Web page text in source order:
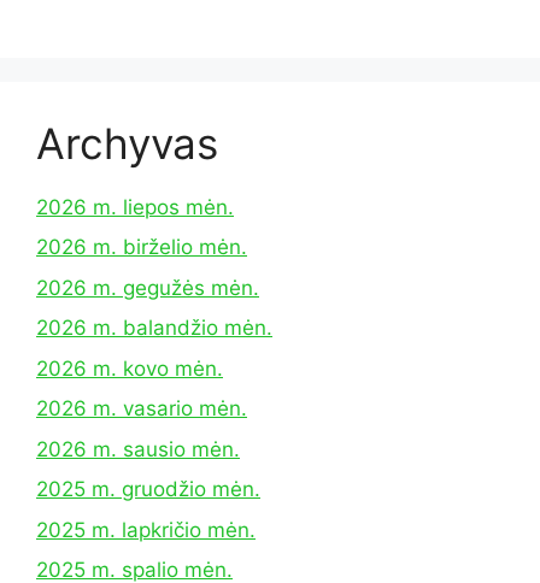
Archyvas
2026 m. liepos mėn.
2026 m. birželio mėn.
2026 m. gegužės mėn.
2026 m. balandžio mėn.
2026 m. kovo mėn.
2026 m. vasario mėn.
2026 m. sausio mėn.
2025 m. gruodžio mėn.
2025 m. lapkričio mėn.
2025 m. spalio mėn.